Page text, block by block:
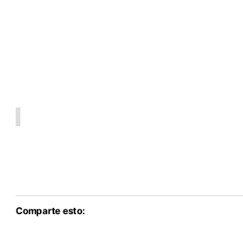
Comparte esto: